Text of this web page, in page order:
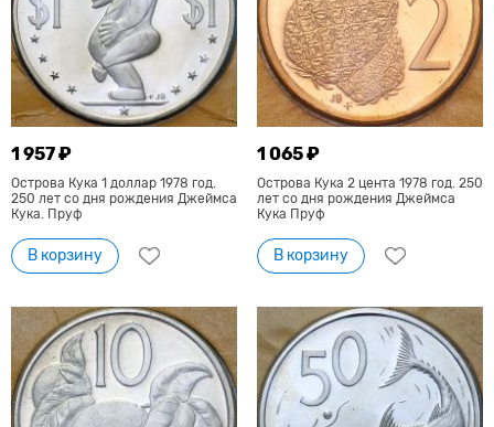
1 957 ₽
Острова Кука 1 доллар 1978 год.
250 лет со дня рождения Джеймса
Кука. Пруф
В корзину
1 065 ₽
Острова Кука 2 цента 1978 год. 250
лет со дня рождения Джеймса
Кука Пруф
В корзину